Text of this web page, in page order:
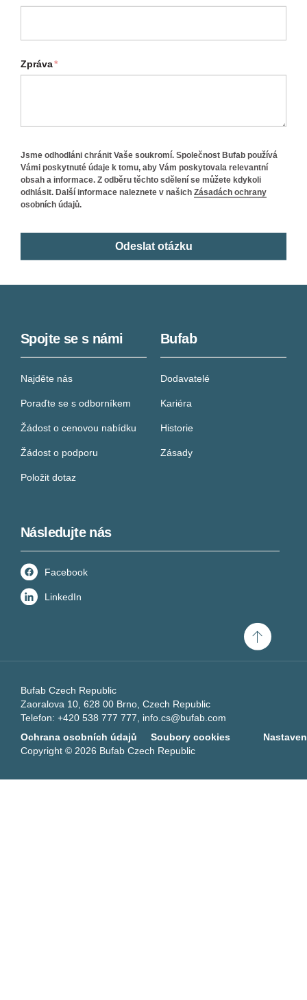
Zpráva*
Jsme odhodláni chránit Vaše soukromí. Společnost Bufab používá
Vámi poskytnuté údaje k tomu, aby Vám poskytovala relevantní
obsah a informace. Z odběru těchto sdělení se můžete kdykoli
odhlásit. Další informace naleznete v našich Zásadách ochrany
osobních údajů.
Spojte se s námi
Najděte nás
Poraďte se s odborníkem
Žádost o cenovou nabídku
Žádost o podporu
Položit dotaz
Bufab
Dodavatelé
Kariéra
Historie
Zásady
Následujte nás
Facebook
LinkedIn
Scroll
to
Bufab Czech Republic
Zaoralova 10, 628 00 Brno, Czech Republic
Telefon: +420 538 777 777, info.cs@bufab.com
Ochrana osobních údajů
Soubory cookies
Copyright © 2026 Bufab Czech Republic